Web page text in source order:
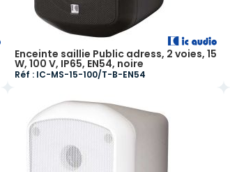
Enceinte saillie Public adress, 2 voies, 15
W, 100 V, IP65, EN54, noire
Réf : IC-MS-15-100/T-B-EN54